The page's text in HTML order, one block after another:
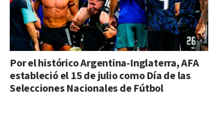
Por el histórico Argentina-Inglaterra, AFA
estableció el 15 de julio como Día de las
Selecciones Nacionales de Fútbol